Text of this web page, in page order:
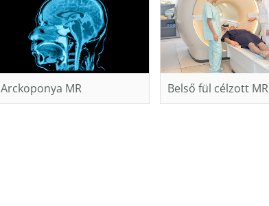
Arckoponya MR Belső fül célzott MR